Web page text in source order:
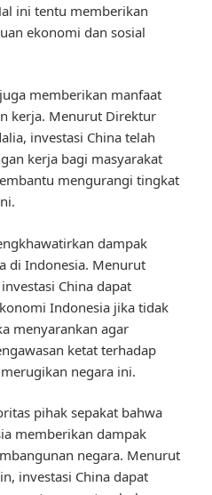
ini tentu memberikan
ekonomi dan sosial
memberikan manfaat
kerja. Menurut Direktur
investasi China telah
kerja bagi masyarakat
mengurangi tingkat
dampak
di Indonesia. Menurut
China dapat
Indonesia jika tidak
menyarankan agar
ketat terhadap
negara ini.
pihak sepakat bahwa
memberikan dampak
negara. Menurut
investasi China dapat